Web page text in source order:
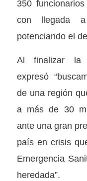
350
con llegada
potenciando el
Al finalizar la
expresó
de una región
a más de 30
ante una gran
país en crisis
Emergencia
heredada”.